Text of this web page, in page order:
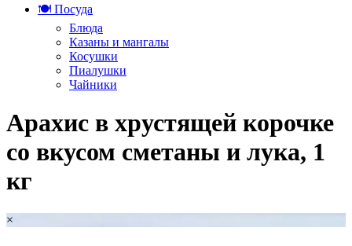
🍽️ Посуда
Блюда
Казаны и мангалы
Косушки
Пиалушки
Чайники
Арахис в хрустящей корочке
со вкусом сметаны и лука, 1
кг
×